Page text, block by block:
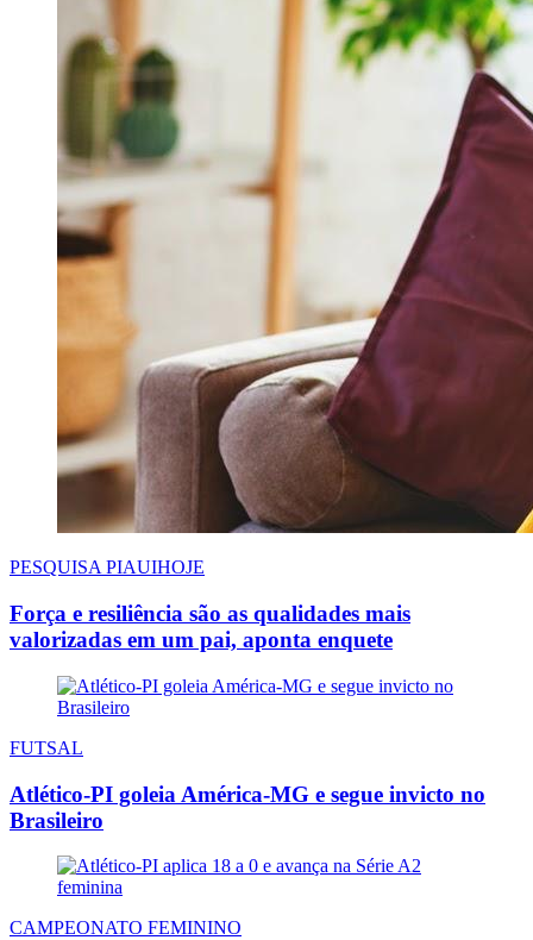
PESQUISA PIAUIHOJE
Força e resiliência são as qualidades mais
valorizadas em um pai, aponta enquete
FUTSAL
Atlético-PI goleia América-MG e segue invicto no
Brasileiro
CAMPEONATO FEMININO